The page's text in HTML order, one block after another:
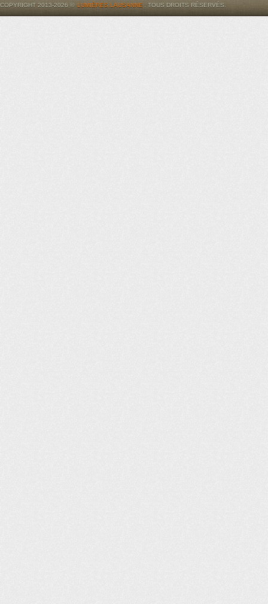
COPYRIGHT 2013-2026 © LUMIÈRES.LAUSANNE . TOUS DROITS RÉSERVÉS.